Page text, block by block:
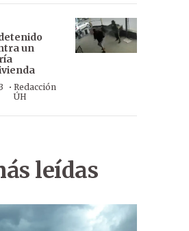
un
· Redacción
ÚH
leídas